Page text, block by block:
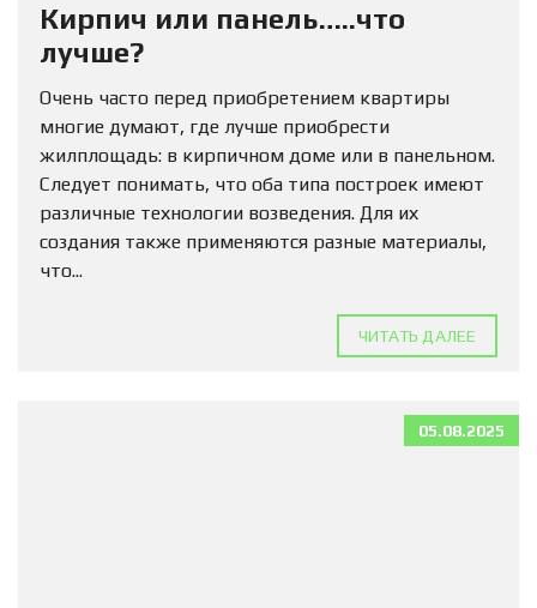
Кирпич или панель…..что
лучше?
Очень часто перед приобретением квартиры
многие думают, где лучше приобрести
жилплощадь: в кирпичном доме или в панельном.
Следует понимать, что оба типа построек имеют
различные технологии возведения. Для их
создания также применяются разные материалы,
что...
ЧИТАТЬ ДАЛЕЕ
05.08.2025